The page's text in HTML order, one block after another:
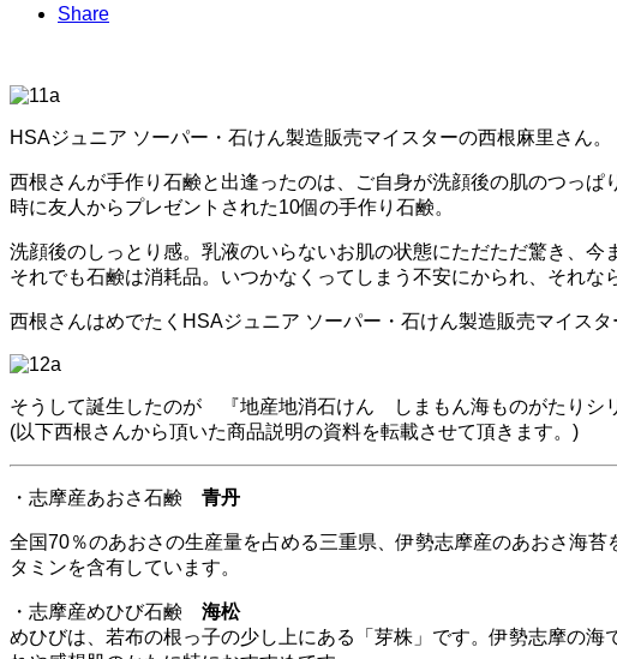
Share
HSAジュニア ソーパー・石けん製造販売マイスターの西根麻里さん。
西根さんが手作り石鹸と出逢ったのは、ご自身が洗顔後の肌のつっ
時に友人からプレゼントされた10個の手作り石鹸。
洗顔後のしっとり感。乳液のいらないお肌の状態にただただ驚き、今
それでも石鹸は消耗品。いつかなくってしまう不安にかられ、それ
西根さんはめでたくHSAジュニア ソーパー・石けん製造販売マイス
そうして誕生したのが 『地産地消石けん しまもん海ものがたりシリ
(以下西根さんから頂いた商品説明の資料を転載させて頂きます。)
・志摩産あおさ石鹸 青丹
全国70％のあおさの生産量を占める三重県、伊勢志摩産のあおさ海
タミンを含有しています。
・志摩産めひび石鹸 海松
めひびは、若布の根っ子の少し上にある「芽株」です。伊勢志摩の